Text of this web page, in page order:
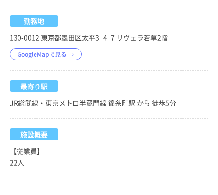
勤務地
130-0012 東京都墨田区太平3−4−7 リヴェラ若草2階
GoogleMapで見る
最寄り駅
JR総武線・東京メトロ半蔵門線 錦糸町駅 から 徒歩5分
施設概要
【従業員】
22人